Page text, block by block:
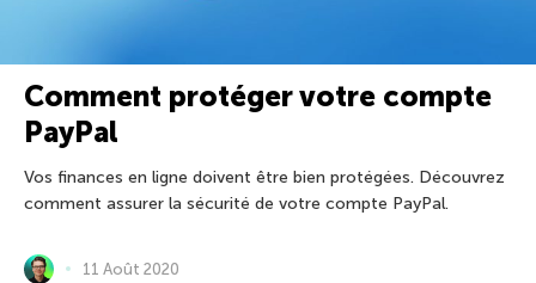
Comment protéger votre compte
PayPal
Vos finances en ligne doivent être bien protégées. Découvrez
comment assurer la sécurité de votre compte PayPal.
11 Août 2020